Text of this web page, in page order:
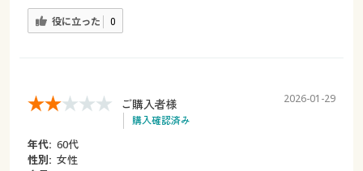
役に立った 0
ご購入者様
購入確認済み
2026-01-29
年代: 60代
性別: 女性